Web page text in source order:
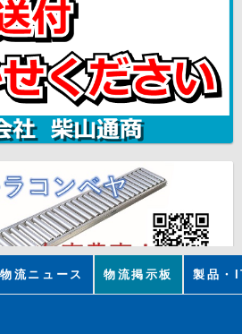
物流ニュース 物流掲示板 製品・